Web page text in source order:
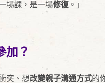
場課，是一場修復 。」
加？
突、想改變親子溝通方式的